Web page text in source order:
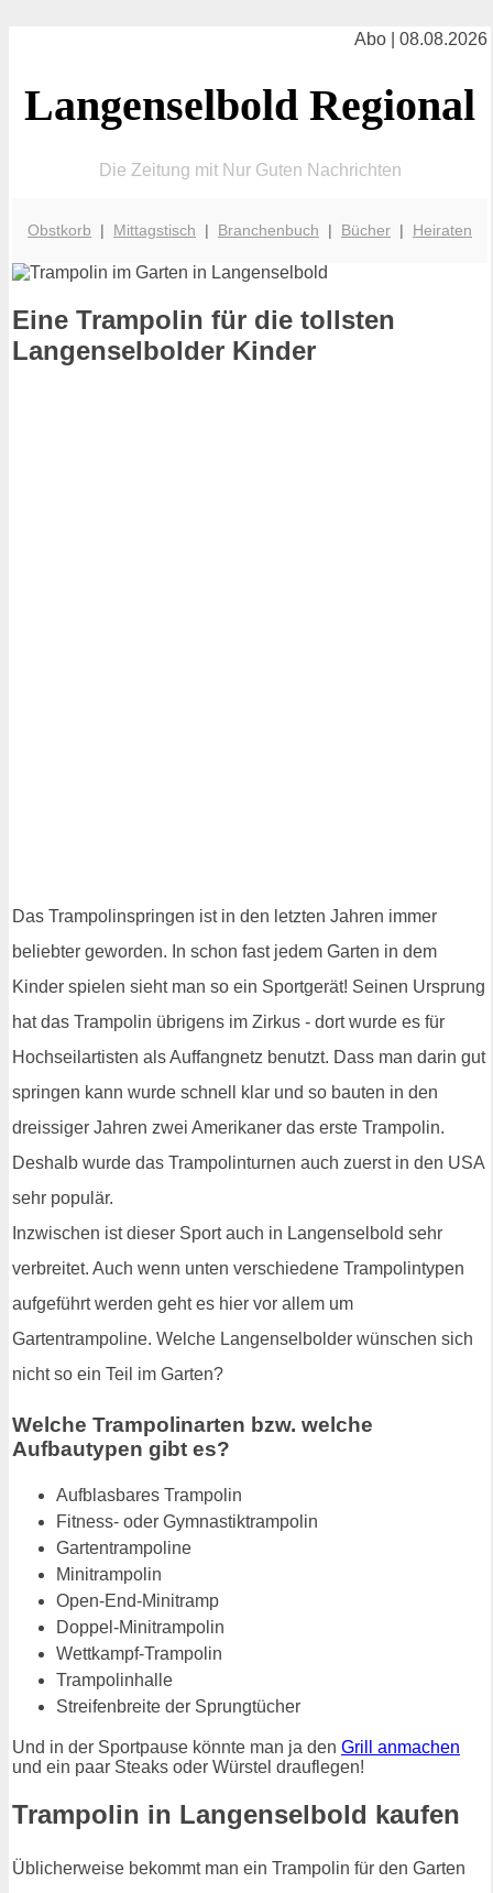
Abo | 08.08.2026
Langenselbold Regional
Die Zeitung mit Nur Guten Nachrichten
Obstkorb | Mittagstisch | Branchenbuch | Bücher | Heiraten
Eine Trampolin für die tollsten
Langenselbolder Kinder
Das Trampolinspringen ist in den letzten Jahren immer
beliebter geworden. In schon fast jedem Garten in dem
Kinder spielen sieht man so ein Sportgerät! Seinen Ursprung
hat das Trampolin übrigens im Zirkus - dort wurde es für
Hochseilartisten als Auffangnetz benutzt. Dass man darin gut
springen kann wurde schnell klar und so bauten in den
dreissiger Jahren zwei Amerikaner das erste Trampolin.
Deshalb wurde das Trampolinturnen auch zuerst in den USA
sehr populär.
Inzwischen ist dieser Sport auch in Langenselbold sehr
verbreitet. Auch wenn unten verschiedene Trampolintypen
aufgeführt werden geht es hier vor allem um
Gartentrampoline. Welche Langenselbolder wünschen sich
nicht so ein Teil im Garten?
Welche Trampolinarten bzw. welche
Aufbautypen gibt es?
Aufblasbares Trampolin
Fitness- oder Gymnastiktrampolin
Gartentrampoline
Minitrampolin
Open-End-Minitramp
Doppel-Minitrampolin
Wettkampf-Trampolin
Trampolinhalle
Streifenbreite der Sprungtücher
Und in der Sportpause könnte man ja den Grill anmachen
und ein paar Steaks oder Würstel drauflegen!
Trampolin in Langenselbold kaufen
Üblicherweise bekommt man ein Trampolin für den Garten